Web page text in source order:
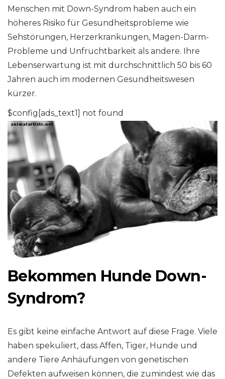
Menschen mit Down-Syndrom haben auch ein
höheres Risiko für Gesundheitsprobleme wie
Sehstörungen, Herzerkrankungen, Magen-Darm-
Probleme und Unfruchtbarkeit als andere. Ihre
Lebenserwartung ist mit durchschnittlich 50 bis 60
Jahren auch im modernen Gesundheitswesen
kürzer.
$config[ads_text1] not found
Bekommen Hunde Down-
Syndrom?
Es gibt keine einfache Antwort auf diese Frage. Viele
haben spekuliert, dass Affen, Tiger, Hunde und
andere Tiere Anhäufungen von genetischen
Defekten aufweisen können, die zumindest wie das